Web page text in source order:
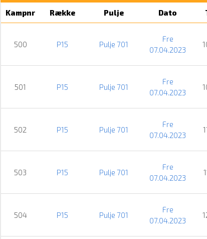
Kampnr Række Pulje Dato
500 P15 Pulje 701
Fre
07.04.2023
501 P15 Pulje 701
Fre
07.04.2023
502 P15 Pulje 701
Fre
07.04.2023
503 P15 Pulje 701
Fre
07.04.2023
504 P15 Pulje 701
Fre
07.04.2023